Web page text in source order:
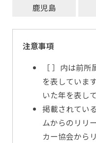
鹿児島
注意事項
［ ］内は前
を表していま
いた年を表し
掲載されてい
ムからのリリ
カー協会から